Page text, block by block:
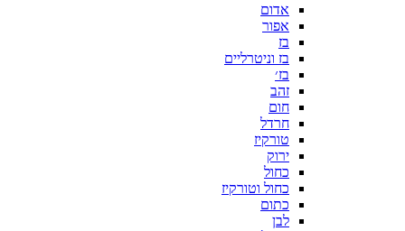
אדום
אפור
בז
בז וניטרליים
בז׳
זהב
חום
חרדל
טורקיז
ירוק
כחול
כחול וטורקיז
כתום
לבן